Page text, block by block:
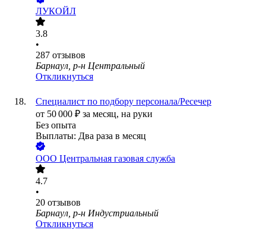
ЛУКОЙЛ
3.8
•
287 отзывов
Барнаул, р-н Центральный
Откликнуться
Специалист по подбору персонала/Ресечер
от 50 000 ₽ за месяц, на руки
Без опыта
Выплаты: Два раза в месяц
ООО Центральная газовая служба
4.7
•
20 отзывов
Барнаул, р-н Индустриальный
Откликнуться